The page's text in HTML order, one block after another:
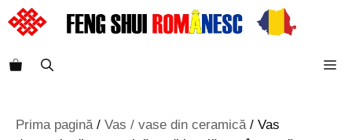
Sari
la
Prima pagină/ Vas / vase din ceramică/ Vas